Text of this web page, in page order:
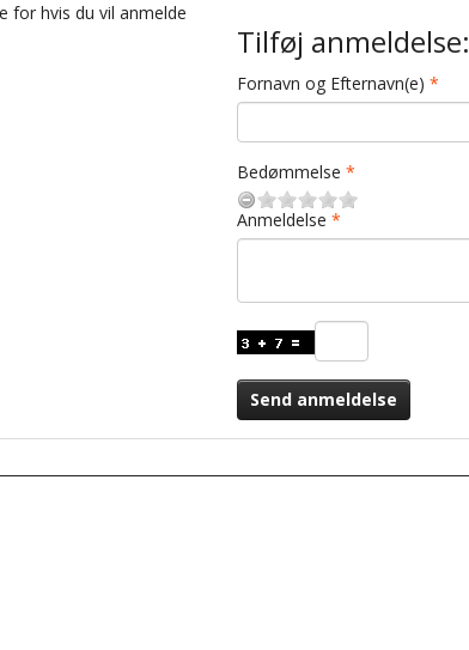
for hvis du vil anmelde
Tilføj anmeldelse:
Fornavn og Efternavn(e)
Bedømmelse
Anmeldelse
Send anmeldelse